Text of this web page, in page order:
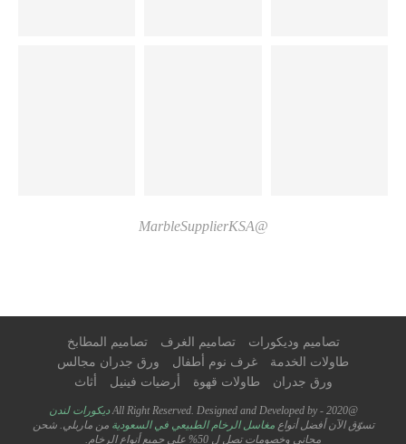
@MarbleSupplierKSA
تصاميم وديكورات تصاميم الغرف
تصاميم المطابخ
طاولات الخدمة
غرف نوم أطفال
ورق جدران مجالس
ورق جدران
طاولات قهوة أرضيات فينيل أثاث
@2020 - All Right Reserved. Designed and Developed by
ديكورات لندن
تسوّق الآن أفضل أنواعمغاسل الرخام الطبيعي في السعوديةمن ماربلي. شحن
مجاني وخصومات تصل ل 50% على جميع أنواع الرخام.